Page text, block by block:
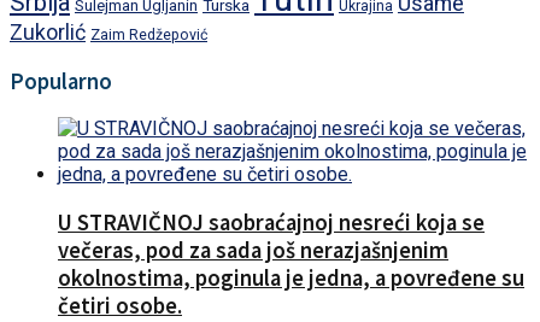
Sulejman Ugljanin Turska Ukrajina
Zukorlić Zaim Redžepović
Popularno
U STRAVIČNOJ saobraćajnoj nesreći koja se
večeras, pod za sada još nerazjašnjenim
okolnostima, poginula je jedna, a povređene su
četiri osobe.